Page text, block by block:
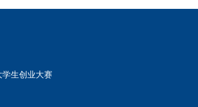
生创业大赛